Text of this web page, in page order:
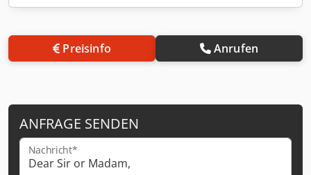
Preisinfo Anrufen
ANFRAGE SENDEN
Nachricht*